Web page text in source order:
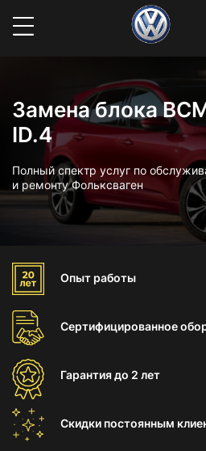
Замена блока
ID.4
Полный спектр услуг по
и ремонту Фольксваген
Опыт работы
Сертифицированное
Гарантиядо 2 лет
Скидки постоянным